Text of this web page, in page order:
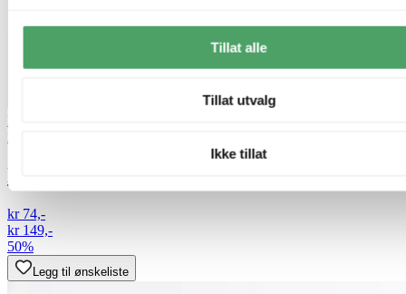
Tillat alle
Tillat utvalg
Ikke tillat
Lagertømming
Metall Service
Nova skjerm rund 13cm hvit
kr 74,-
kr 149,-
50%
Legg til ønskeliste